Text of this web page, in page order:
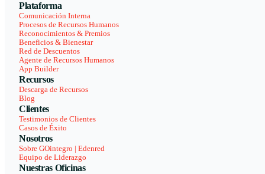
Plataforma
Comunicación Interna
Procesos de Recursos Humanos
Reconocimientos & Premios
Beneficios & Bienestar
Red de Descuentos
Agente de Recursos Humanos
App Builder
Recursos
Descarga de Recursos
Blog
Clientes
Testimonios de Clientes
Casos de Éxito
Nosotros
Sobre GOintegro | Edenred
Equipo de Liderazgo
Nuestras Oficinas